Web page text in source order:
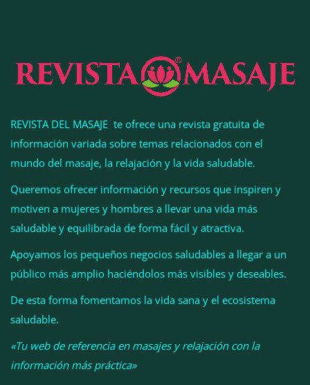
Perfumería Laura incorpora Nasomatto a su
REVISTA DEL MASAJE te ofrece una revista gratuita de
información variada sobre temas relacionados con el
mundo del masaje, la relajación y la vida saludable.
Queremos ofrecer información y recursos que inspiren y
motiven a mujeres y hombres a llevar una vida más
saludable y equilibrada de forma fácil y atractiva.
Apoyamos los pequeños negocios saludables a llegar a un
público más amplio haciéndolos más visibles y deseables.
De esta forma fomentamos la vida sana y el ecosistema
saludable.
«Tu web de referencia en masajes y relajación con la
información más práctica»